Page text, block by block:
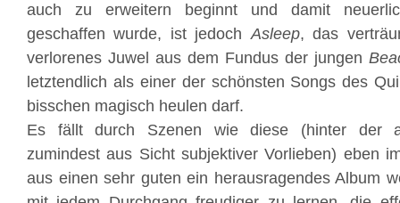
auch zu erweitern beginnt und damit
geschaffen wurde, ist jedochAsleep, das
verlorenes Juwel aus dem Fundus der jungen
letztendlich als einer der schönsten Songs des
bisschen magisch heulen darf.
Es fällt durch Szenen wie diese (hinter der
zumindest aus Sicht subjektiver Vorlieben) eben
aus einen sehr guten ein herausragendes Album